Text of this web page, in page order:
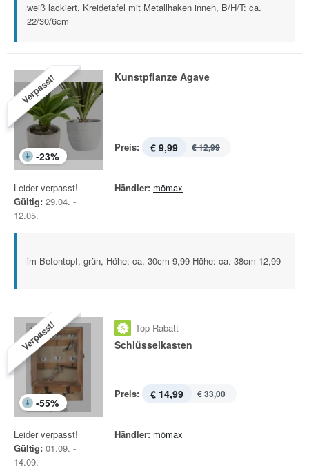
weiß lackiert, Kreidetafel mit Metallhaken innen, B/H/T: ca.
22/30/6cm
Verpasst!
-23%
Kunstpflanze Agave
Preis: € 9,99 € 12,99
Leider verpasst!
Gültig: 29.04. -
12.05.
Händler: mömax
im Betontopf, grün, Höhe: ca. 30cm 9,99 Höhe: ca. 38cm 12,99
Verpasst!
-55%
Top Rabatt
Schlüsselkasten
Preis: € 14,99 € 33,00
Leider verpasst!
Gültig: 01.09. -
14.09.
Händler: mömax